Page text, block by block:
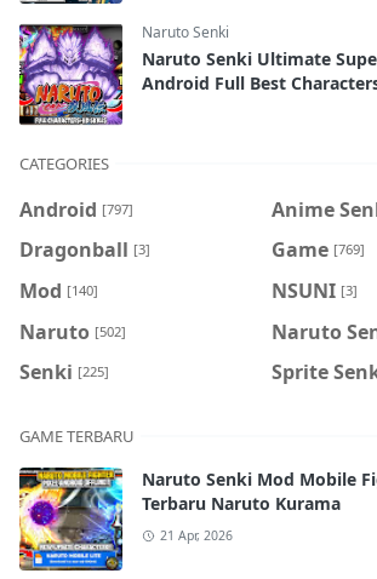
Naruto Senki
Naruto Senki Ultimate
Android Full Best
CATEGORIES
Android [797] Anime
Dragonball [3] Game [769]
Mod [140] NSUNI [3]
Naruto [502] Naruto
Senki [225] Sprite
GAME TERBARU
Naruto Senki Mod Mobile
Terbaru Naruto Kurama
21 Apr, 2026